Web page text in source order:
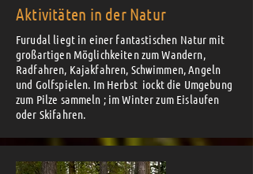
Aktivitäten in der Natur
Furudal liegt in einer fantastischen Natur mit
großartigen Möglichkeiten zum Wandern,
Radfahren, Kajakfahren, Schwimmen, Angeln
und Golfspielen. Im Herbst iockt die Umgebung
zum Pilze sammeln ; im Winter zum Eislaufen
oder Skifahren.